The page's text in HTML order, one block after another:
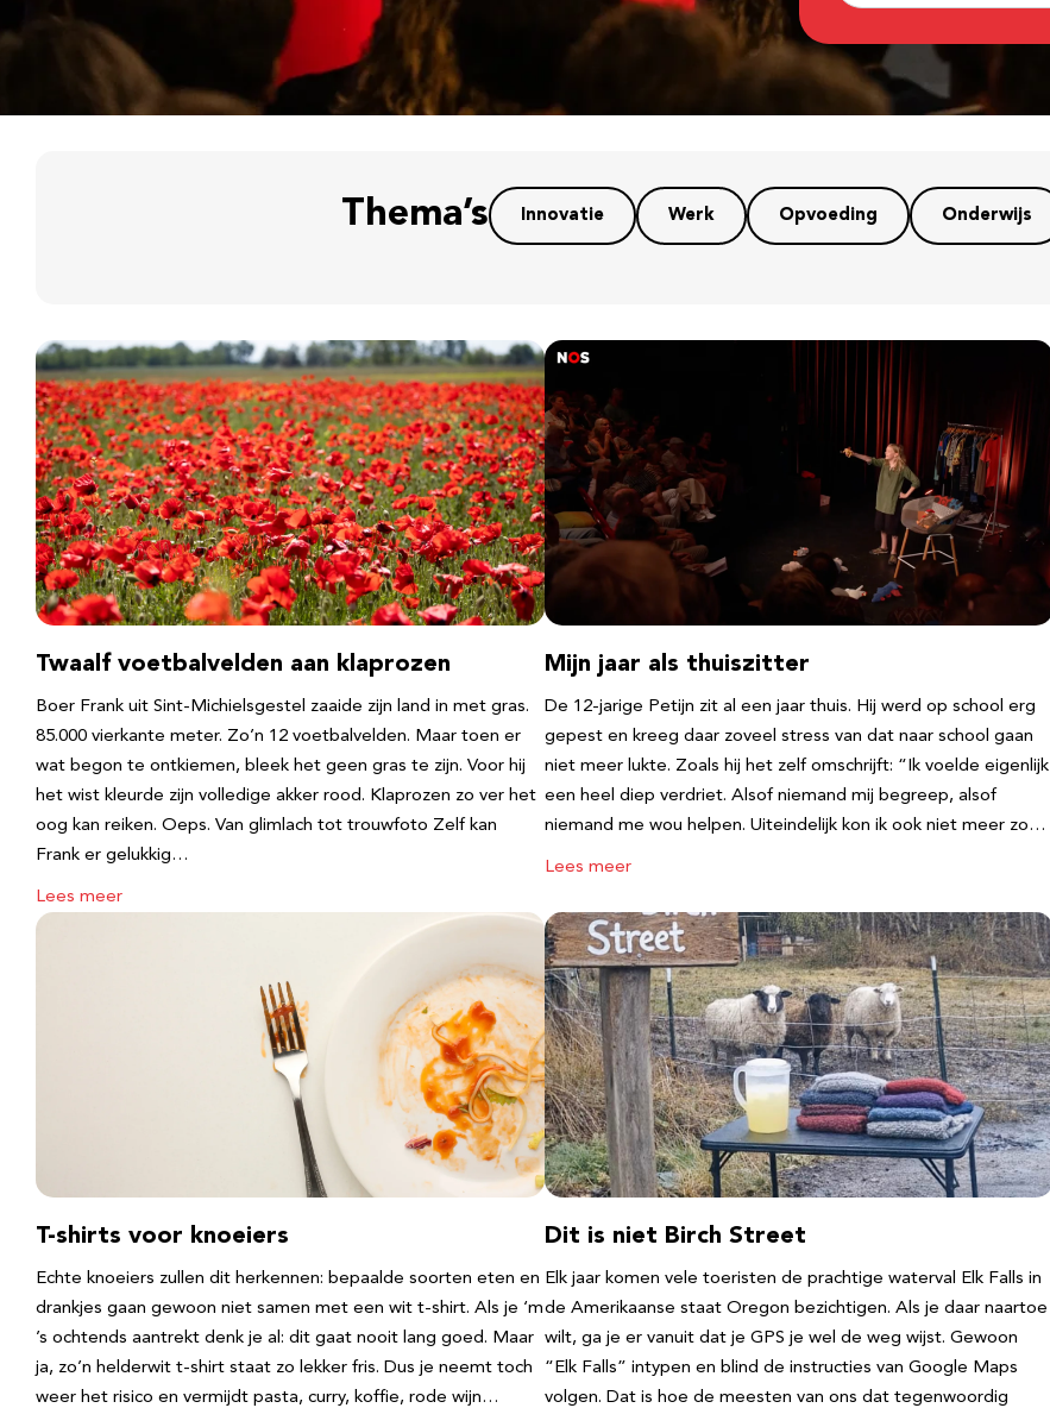
Thema’s Innovatie Werk Opvoeding Onderwijs
Twaalf voetbalvelden aan klaprozen
Boer Frank uit Sint-Michielsgestel zaaide zijn land in met gras.
85.000 vierkante meter. Zo’n 12 voetbalvelden. Maar toen er
wat begon te ontkiemen, bleek het geen gras te zijn. Voor hij
het wist kleurde zijn volledige akker rood. Klaprozen zo ver het
oog kan reiken. Oeps. Van glimlach tot trouwfoto Zelf kan
Frank er gelukkig…
Lees meer
Mijn jaar als thuiszitter
De 12-jarige Petijn zit al een jaar thuis. Hij werd op school erg
gepest en kreeg daar zoveel stress van dat naar school gaan
niet meer lukte. Zoals hij het zelf omschrijft: “Ik voelde eigenlijk
een heel diep verdriet. Alsof niemand mij begreep, alsof
niemand me wou helpen. Uiteindelijk kon ik ook niet meer zo…
Lees meer
T-shirts voor knoeiers
Echte knoeiers zullen dit herkennen: bepaalde soorten eten en
drankjes gaan gewoon niet samen met een wit t-shirt. Als je ‘m
’s ochtends aantrekt denk je al: dit gaat nooit lang goed. Maar
ja, zo’n helderwit t-shirt staat zo lekker fris. Dus je neemt toch
weer het risico en vermijdt pasta, curry, koffie, rode wijn…
Dit is niet Birch Street
Elk jaar komen vele toeristen de prachtige waterval Elk Falls in
de Amerikaanse staat Oregon bezichtigen. Als je daar naartoe
wilt, ga je er vanuit dat je GPS je wel de weg wijst. Gewoon
“Elk Falls” intypen en blind de instructies van Google Maps
volgen. Dat is hoe de meesten van ons dat tegenwoordig